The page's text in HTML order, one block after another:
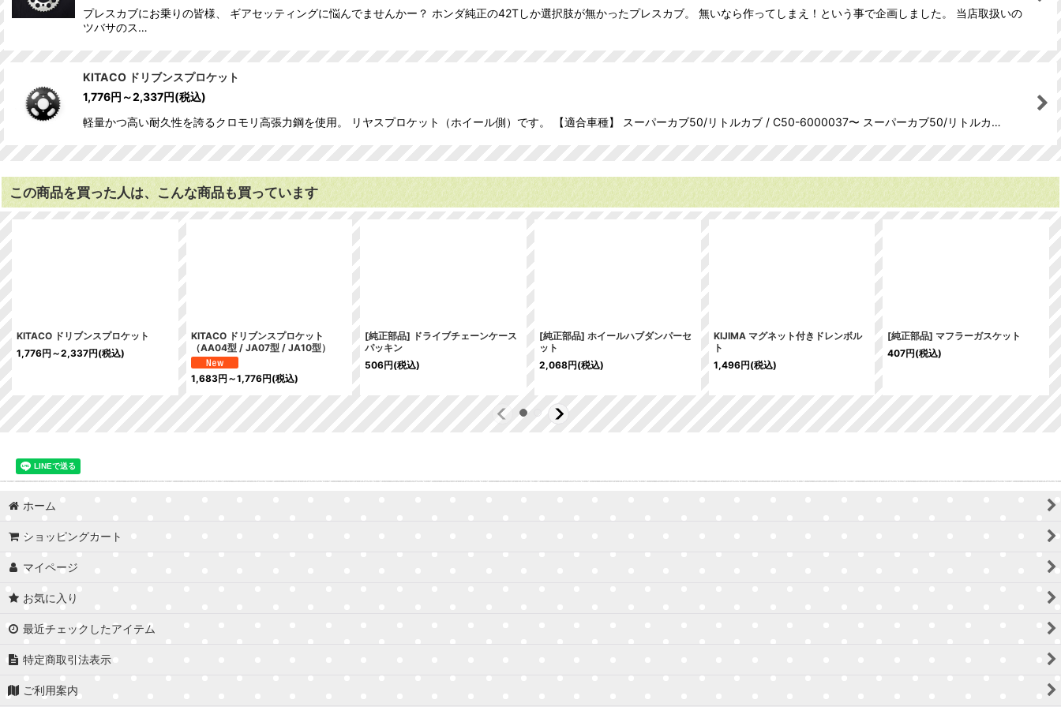
プレスカブにお乗りの皆様、 ギアセッティングに悩んでませんかー？ ホンダ純正の42Tしか選択肢が無かったプレスカブ。 無いなら作ってしまえ！という事で企画しました。 当店取扱いの
ツバサのス…
KITACO ドリブンスプロケット
1,776円 ～2,337円(税込)
軽量かつ高い耐久性を誇るクロモリ高張力鋼を使用。 リヤスプロケット（ホイール側）です。 【適合車種】 スーパーカブ50/リトルカブ / C50-6000037〜 スーパーカブ50/リトルカ…
この商品を買った人は、こんな商品も買っています
KITACO ドリブンスプロケット
1,776円 ～2,337円(税込)
KITACO ドリブンスプロケット
（AA04型 / JA07型 / JA10型）
1,683円 ～1,776円(税込)
[純正部品] ドライブチェーンケース
パッキン
506円(税込)
[純正部品] ホイールハブダンパーセ
ット
2,068円(税込)
KIJIMA マグネット付きドレンボル
ト
1,496円(税込)
[純正部品] マフラーガスケット
407円(税込)
ホーム
ショッピングカート
マイページ
お気に入り
最近チェックしたアイテム
特定商取引法表示
ご利用案内